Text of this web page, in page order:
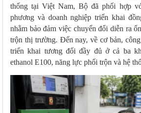
thống tại Việt Nam, Bộ đã phối hợp
phương và doanh nghiệp triển khai
nhằm bảo đảm việc chuyển đổi diễn ra
trộn thị trường. Đến nay, về cơ bản,
triển khai tương đối đầy đủ ở cả ba
ethanol E100, năng lực phối trộn và hệ